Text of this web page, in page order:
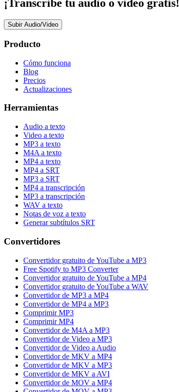
¡Transcribe tu audio o video gratis!
Subir Audio/Video
Producto
Cómo funciona
Blog
Precios
Actualizaciones
Herramientas
Audio a texto
Video a texto
MP3 a texto
M4A a texto
MP4 a texto
MP4 a SRT
MP3 a SRT
MP4 a transcripción
MP3 a transcripción
WAV a texto
Notas de voz a texto
Generar subtítulos SRT
Convertidores
Convertidor gratuito de YouTube a MP3
Free Spotify to MP3 Converter
Convertidor gratuito de YouTube a MP4
Convertidor gratuito de YouTube a WAV
Convertidor de MP3 a MP4
Convertidor de MP4 a MP3
Comprimir MP3
Comprimir MP4
Convertidor de M4A a MP3
Convertidor de Video a MP3
Convertidor de Video a Audio
Convertidor de MKV a MP4
Convertidor de MKV a MP3
Convertidor de MKV a AVI
Convertidor de MOV a MP4